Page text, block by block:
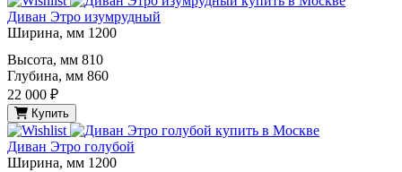
Диван Этро изумрудный
Ширина, мм 1200
Высота, мм 810
Глубина, мм 860
22 000 ₽
Купить
Диван Этро голубой
Ширина, мм 1200